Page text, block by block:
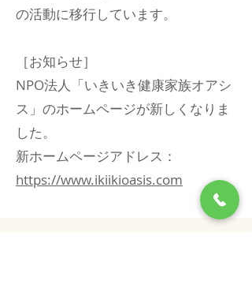
の活動に移行しています。
［お知らせ］
NPO法人「いきいき健康家族オアシ
ス」のホームページが新しくなりま
した。
新ホームページアドレス：
https://www.ikiikioasis.com